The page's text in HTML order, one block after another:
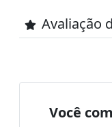
Avaliação
Você